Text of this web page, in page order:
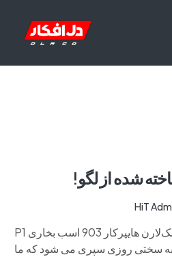
شده از لگو!
HiT
تقریباً 10 سال از زمانی که مک‌لارن هایپرکار 903 اسب بخاری P1
به سختی روزی سپری می شود که ما